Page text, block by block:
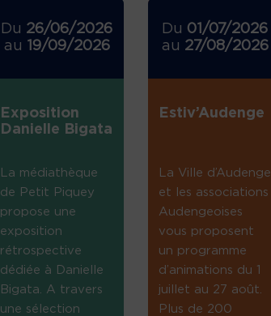
Du 26/06/2026
au 19/09/2026
Exposition
Danielle Bigata
La médiathèque
de Petit Piquey
propose une
exposition
rétrospective
dédiée à Danielle
Bigata. A travers
une sélection
Du 01/07/2026
au 27/08/2026
Estiv’Audenge
La Ville d’Audenge
et les associations
Audengeoises
vous proposent
un programme
d’animations du 1
juillet au 27 août.
Plus de 200